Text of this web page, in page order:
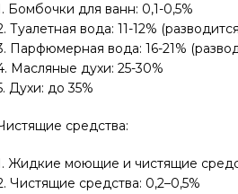
Бомбочки для ванн: 0,1-0,5%
Туалетная вода: 11-12%
Парфюмерная вода: 16-21%
Масляные духи: 25-30%
Духи: до 35%
средства:
Жидкие моющие и чистящие
Чистящие средства: 0,2–0,5%